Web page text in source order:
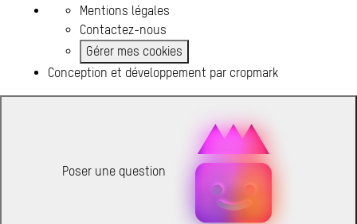
Mentions légales
Contactez-nous
Gérer mes cookies
Conception et développement par cropmark
Poser une question